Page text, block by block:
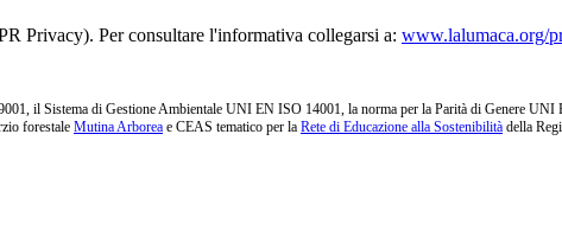
Privacy). Per consultare l'informativa collegarsi a: www.lalumaca.org/
il Sistema di Gestione Ambientale UNI EN ISO 14001, la norma per la Parità di Genere
forestale Mutina Arborea e CEAS tematico per la Rete di Educazione alla Sostenibilità della